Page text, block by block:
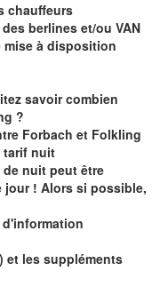
chauffeurs
berlines et/ou VAN
à disposition
savoircombien
?
Forbach et Folkling
tarif nuit
nuit peut être
jour ! Alors si possible,
et les suppléments